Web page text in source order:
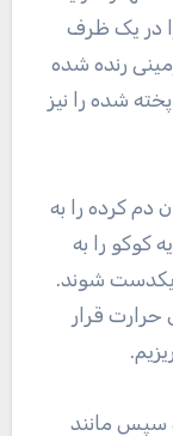
در یک ظرف
رنده شده
شده را نیز
دم کرده را به
کوکو را به
یکدست شوند.
حرارت قرار
سپس مانند